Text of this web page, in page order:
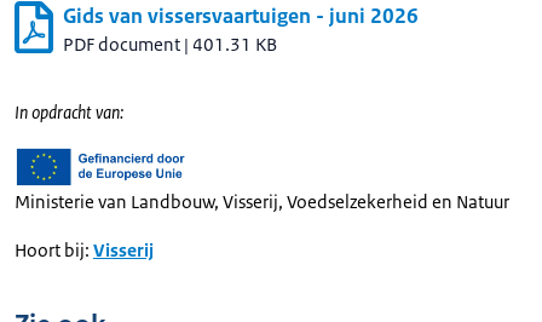
Gids van vissersvaartuigen - juni 2026
PDF document | 401.31 KB
In opdracht van:
Ministerie van Landbouw, Visserij, Voedselzekerheid en Natuur
Hoort bij: Visserij